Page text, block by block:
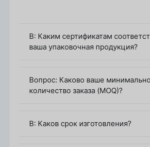
Первичная консультация
Начните с того, что сообщите
материал (стекло, пластик) и
В: Каким сертификатам
ваша упаковочная продукция?
Вопрос: Каково ваше
количество заказа (MOQ)?
В: Каков срок изготовления?